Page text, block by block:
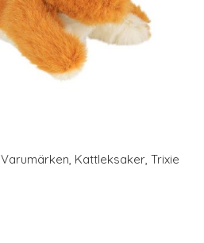
Varumärken, Kattleksaker, Trixie